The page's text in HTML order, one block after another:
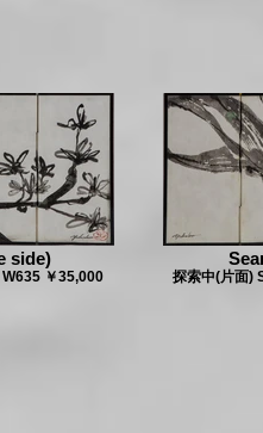
side)
￥35,000 探索中(片面)